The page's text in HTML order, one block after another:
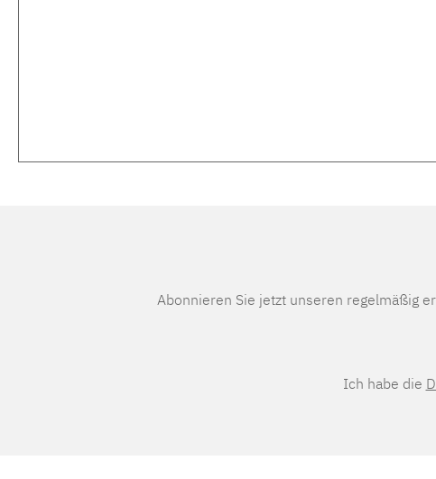
Abonnieren Sie jetzt unseren regelmäßig
Ich habe die